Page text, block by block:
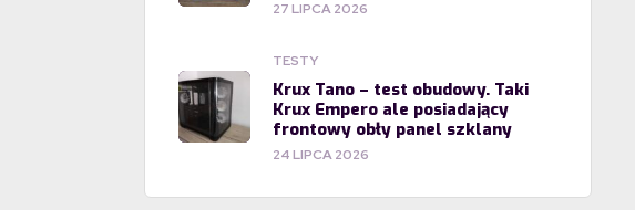
27 LIPCA 2026
TESTY
Krux Tano – test obudowy. Taki
Krux Empero ale posiadający
frontowy obły panel szklany
24 LIPCA 2026